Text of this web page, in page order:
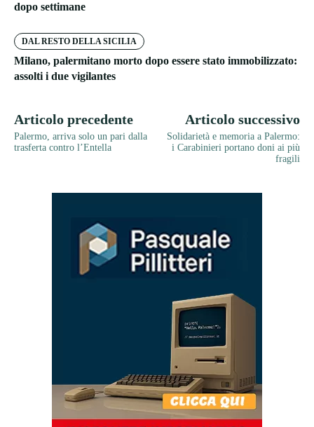
dopo settimane
DAL RESTO DELLA SICILIA
Milano, palermitano morto dopo essere stato immobilizzato:
assolti i due vigilantes
Articolo precedente
Palermo, arriva solo un pari dalla
trasferta contro l’Entella
Articolo successivo
Solidarietà e memoria a Palermo:
i Carabinieri portano doni ai più
fragili